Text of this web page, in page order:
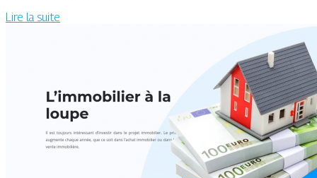
Lire la suite